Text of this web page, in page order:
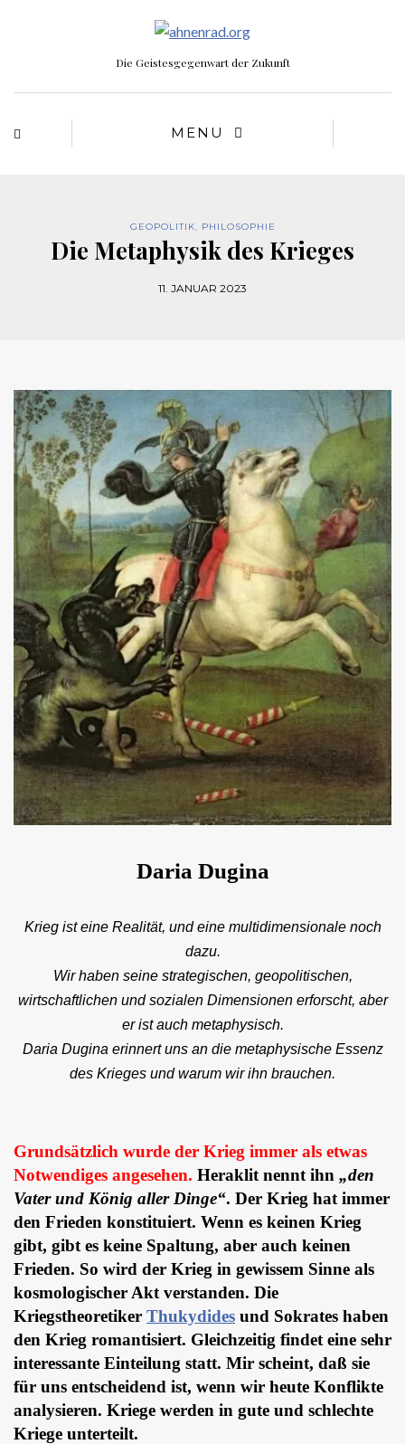
Die Geistesgegenwart der Zukunft
MENU
GEOPOLITIK, PHILOSOPHIE
Die Metaphysik des Krieges
11. JANUAR 2023
Daria Dugina
Krieg ist eine Realität, und eine multidimensionale noch
dazu.
Wir haben seine strategischen, geopolitischen,
wirtschaftlichen und sozialen Dimensionen erforscht, aber
er ist auch metaphysisch.
Daria Dugina erinnert uns an die metaphysische Essenz
des Krieges und warum wir ihn brauchen.
Grundsätzlich wurde der Krieg immer als etwas
Notwendiges angesehen. Heraklit nennt ihn „den
Vater und König aller Dinge“. Der Krieg hat immer
den Frieden konstituiert. Wenn es keinen Krieg
gibt, gibt es keine Spaltung, aber auch keinen
Frieden. So wird der Krieg in gewissem Sinne als
kosmologischer Akt verstanden. Die
Kriegstheoretiker Thukydides und Sokrates haben
den Krieg romantisiert. Gleichzeitig findet eine sehr
interessante Einteilung statt. Mir scheint, daß sie
für uns entscheidend ist, wenn wir heute Konflikte
analysieren. Kriege werden in gute und schlechte
Kriege unterteilt.